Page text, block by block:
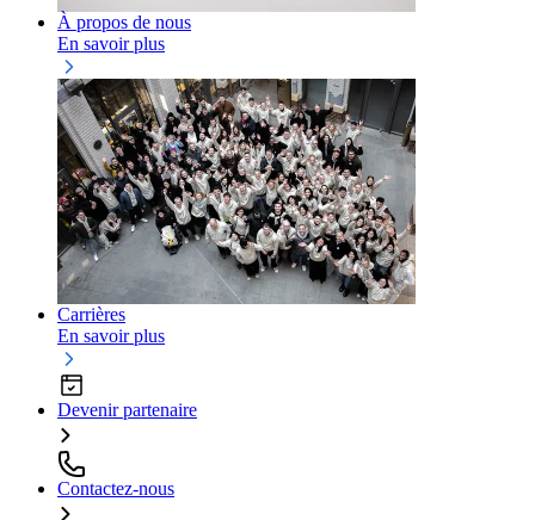
À propos de nous
En savoir plus
Carrières
En savoir plus
Devenir partenaire
Contactez-nous